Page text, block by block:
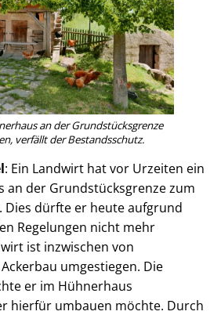
an der Grund­stücks­gren­ze
verfällt der Bestandsschutz.
: Ein Landwirt hat vor Urzeiten ein
an der Grund­stücks­gren­ze zum
dürfte er heute aufgrund
Regelungen nicht mehr
ist inzwischen von
umgestiegen. Die
er im Hühnerhaus
hierfür umbauen möchte. Durch